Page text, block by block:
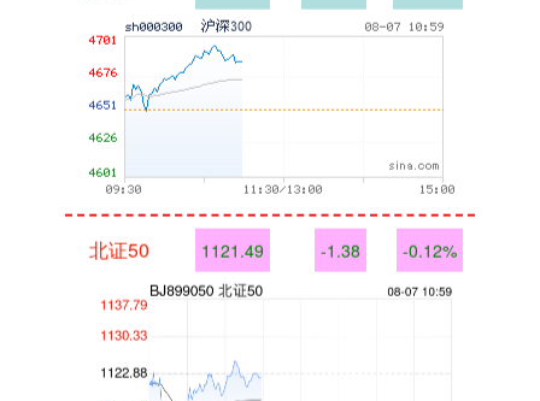
1121.49 -1.38 -0.12%